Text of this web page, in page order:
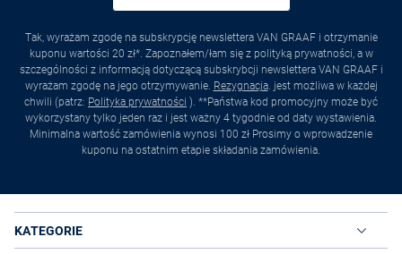
Tak, wyrażam zgodę na subskrypcję newslettera VAN GRAAF i otrzymanie
kuponu wartości 20 zł*. Zapoznałem/łam się z polityką prywatności, a w
szczególności z informacją dotyczącą subskrybcji newslettera VAN GRAAF i
wyrażam zgodę na jego otrzymywanie. Rezygnacja. jest możliwa w każdej
chwili (patrz: Polityka prywatności ). **Państwa kod promocyjny może być
wykorzystany tylko jeden raz i jest ważny 4 tygodnie od daty wystawienia.
Minimalna wartość zamówienia wynosi 100 zł Prosimy o wprowadzenie
kuponu na ostatnim etapie składania zamówienia.
KATEGORIE